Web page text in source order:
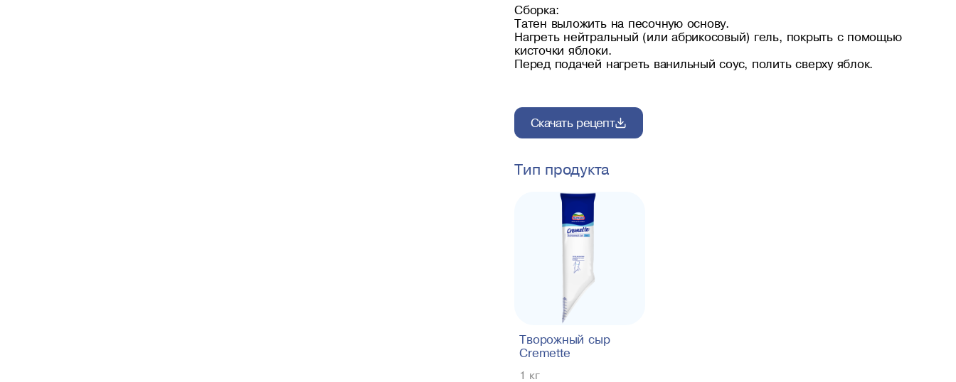
Сборка:
Татен выложить на песочную основу.
Нагреть нейтральный (или абрикосовый) гель, покрыть с помощью
кисточки яблоки.
Перед подачей нагреть ванильный соус, полить сверху яблок.
Скачать рецепт
Тип продукта
Творожный сыр
Cremette
1 кг